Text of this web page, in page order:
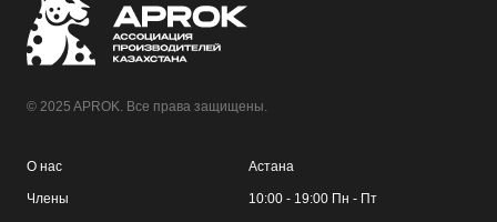
© 2025 APROK. Все права защищены.
О нас
Члены
Астана
10:00 - 19:00 Пн - Пт